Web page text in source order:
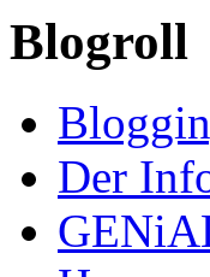
Blogroll
Der